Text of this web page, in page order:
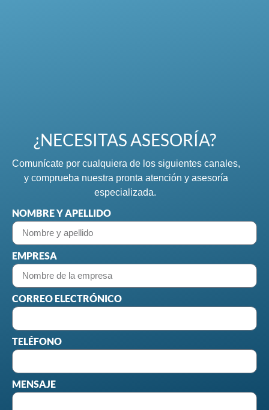
¿NECESITAS ASESORÍA?
Comunícate por cualquiera de los siguientes canales,
y comprueba nuestra pronta atención y asesoría
especializada.
NOMBRE Y APELLIDO
EMPRESA
CORREO ELECTRÓNICO
TELÉFONO
MENSAJE